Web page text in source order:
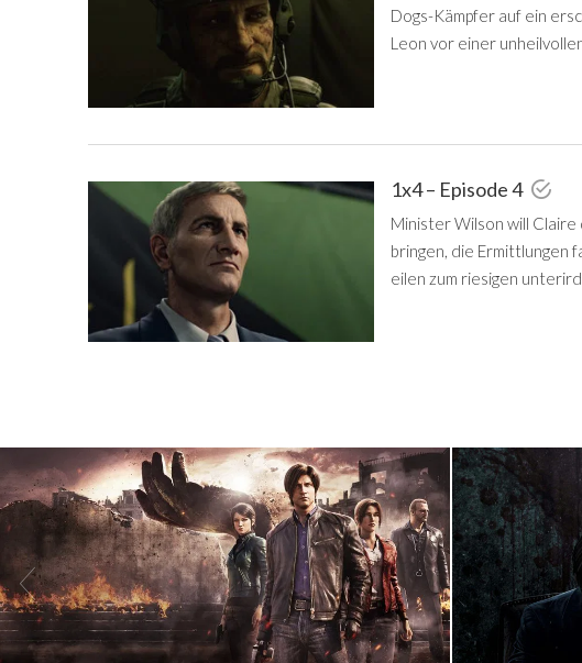
Dogs-Kämpfer auf ein
Leon vor einer
1x4 – Episode 4
Minister Wilson will
bringen, die Ermittlungen
eilen zum riesigen